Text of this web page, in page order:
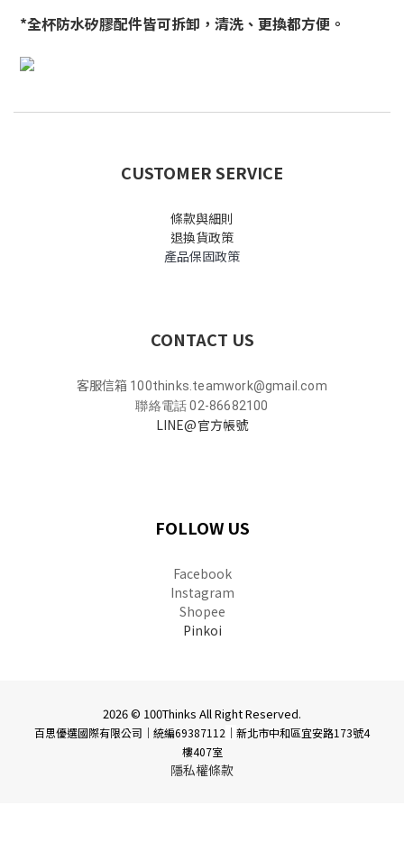
*全杯防水矽膠配件皆可拆卸，清洗、更換都方便。
CUSTOMER SERVICE
條款與細則
退換貨政策
產品保固政策
CONTACT US
客服信箱 100thinks.teamwork@gmail.com
聯絡電話 02-86682100
LINE@官方帳號
FOLLOW US
Facebook
Instagram
Shopee
Pinkoi
2026 © 100Thinks All Right Reserved.
百思優選國際有限公司｜統編69387112 ｜ 新北市中和區宜安路173號4
樓407室
隱私權條款